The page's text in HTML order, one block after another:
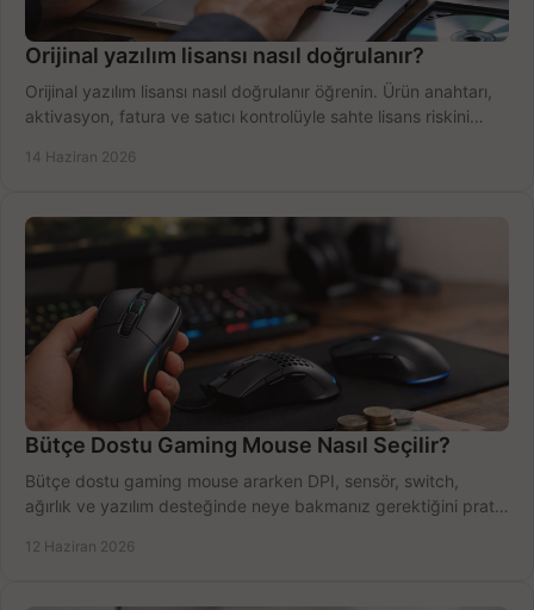
Orijinal yazılım lisansı nasıl doğrulanır?
Orijinal yazılım lisansı nasıl doğrulanır öğrenin. Ürün anahtarı,
aktivasyon, fatura ve satıcı kontrolüyle sahte lisans riskini
14 Haziran 2026
Bütçe Dostu Gaming Mouse Nasıl Seçilir?
Bütçe dostu gaming mouse ararken DPI, sensör, switch,
ağırlık ve yazılım desteğinde neye bakmanız gerektiğini pratik
12 Haziran 2026